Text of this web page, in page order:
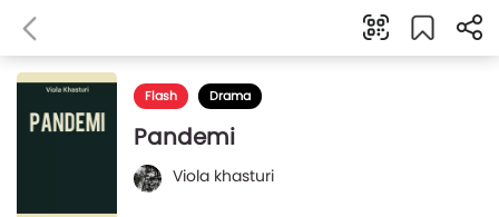
Flash Drama
Pandemi
Viola khasturi